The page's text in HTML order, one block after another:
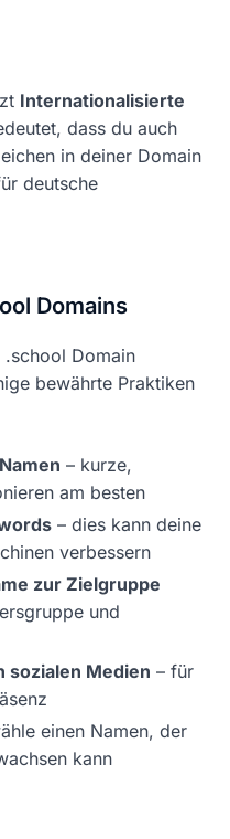
Internationalisierte
dass du auch
in deiner Domain
deutsche
Domains
.school Domain
bewährte Praktiken
– kurze,
am besten
– dies kann deine
verbessern
zur Zielgruppe
und
sozialen Medien – für
einen Namen, der
kann